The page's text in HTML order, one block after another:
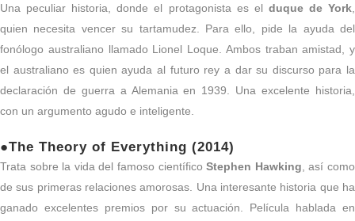
Una peculiar historia, donde el protagonista es el duque de York
quien necesita vencer su tartamudez. Para ello, pide la ayuda del
fonólogo australiano llamado Lionel Loque. Ambos traban amistad, y
el australiano es quien ayuda al futuro rey a dar su discurso para la
declaración de guerra a Alemania en 1939. Una excelente historia,
con un argumento agudo e inteligente.
●The Theory of Everything (2014)
Trata sobre la vida del famoso científicoStephen Hawking , así como
de sus primeras relaciones amorosas. Una interesante historia que ha
ganado excelentes premios por su actuación. Película hablada en